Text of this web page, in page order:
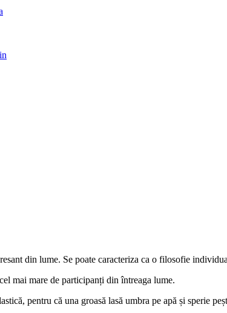
din lume. Se poate caracteriza ca o filosofie
mai mare de participanți din întreaga lume.
pentru că una groasă lasă umbra pe apă și sperie